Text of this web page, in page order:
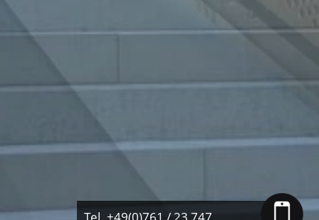
Tel. +49(0)761 / 23 747